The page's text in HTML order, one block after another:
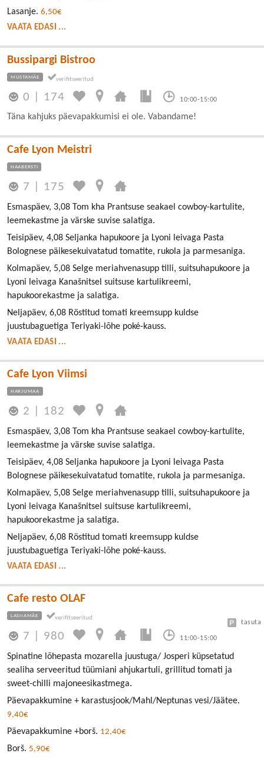
Lasanje. 6,50€
VAATA EDASI ...
Bussipargi Bistroo
MUSTAMÄE
0 174 10:00-15:00
Täna kahjuks päevapakkumisi ei ole. Vabandame!
Cafe Lyon Meistri
HAABERSTI
7 175
Esmaspäev, 3,08 Tom kha Prantsuse seakael cowboy-kartulite,
leemekastme ja värske suvise salatiga.
Teisipäev, 4,08 Seljanka hapukoore ja Lyoni leivaga Pasta
Bolognese päikesekuivatatud tomatite, rukola ja parmesaniga.
Kolmapäev, 5,08 Selge meriahvenasupp tilli, suitsuhapukoore ja
Lyoni leivaga Kanašnitsel suitsuse kartulikreemi,
hapukoorekastme ja salatiga.
Neljapäev, 6,08 Röstitud tomati kreemsupp kuldse
juustubaguetiga Teriyaki-lõhe poké-kauss.
VAATA EDASI ...
Cafe Lyon Viimsi
HARJUMAA
2 182
Esmaspäev, 3,08 Tom kha Prantsuse seakael cowboy-kartulite,
leemekastme ja värske suvise salatiga.
Teisipäev, 4,08 Seljanka hapukoore ja Lyoni leivaga Pasta
Bolognese päikesekuivatatud tomatite, rukola ja parmesaniga.
Kolmapäev, 5,08 Selge meriahvenasupp tilli, suitsuhapukoore ja
Lyoni leivaga Kanašnitsel suitsuse kartulikreemi,
hapukoorekastme ja salatiga.
Neljapäev, 6,08 Röstitud tomati kreemsupp kuldse
juustubaguetiga Teriyaki-lõhe poké-kauss.
VAATA EDASI ...
Cafe resto OLAF
LASNAMÄE
7 980 11:00-15:00
tasuta
Spinatine lõhepasta mozarella juustuga/ Josperi küpsetatud
sealiha serveeritud tüümiani ahjukartuli, grillitud tomati ja
sweet-chilli majoneesikastmega.
Päevapakkumine + karastusjook/Mahl/Neptunas vesi/Jäätee.
9,40€
Päevapakkumine +borš. 12,40€
Borš. 5,90€